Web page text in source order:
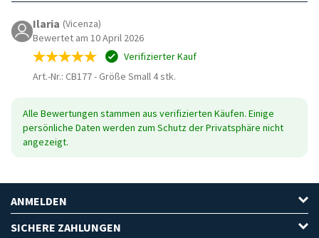
Ilaria (Vicenza)
Bewertet am 10 April 2026
Verifizierter Kauf
Art.-Nr.: CB177- Größe Small 4 stk.
Alle Bewertungen stammen aus verifizierten Käufen. Einige
persönliche Daten werden zum Schutz der Privatsphäre nicht
angezeigt.
ANMELDEN
SICHERE ZAHLUNGEN